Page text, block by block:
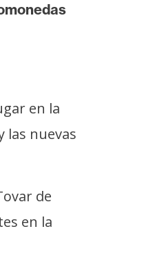
en la
las nuevas
de
en la